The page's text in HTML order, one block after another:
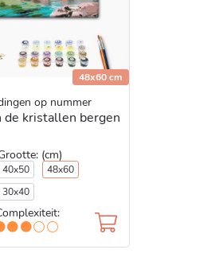
48x60 cm
op nummer
de kristallen bergen
(cm)
40x50
48x60
30x40